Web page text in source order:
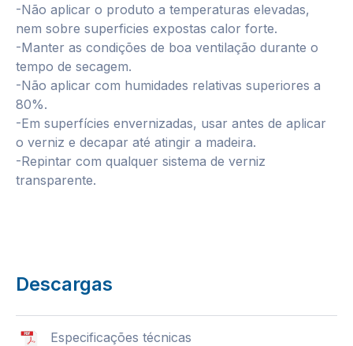
-Não aplicar o produto a temperaturas elevadas,
nem sobre superficies expostas calor forte.
-Manter as condições de boa ventilação durante o
tempo de secagem.
-Não aplicar com humidades relativas superiores a
80%.
-Em superfícies envernizadas, usar antes de aplicar
o verniz e decapar até atingir a madeira.
-Repintar com qualquer sistema de verniz
transparente.
Descargas
Especificações técnicas